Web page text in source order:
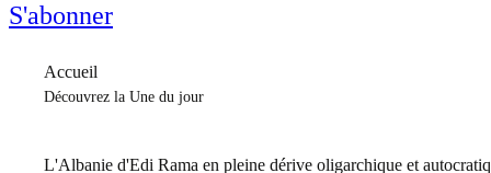
S'abonner
Accueil
Découvrez la Une du jour
L'Albanie d'Edi Rama en pleine dérive oligarchique et